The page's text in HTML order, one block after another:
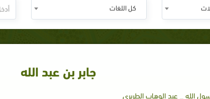
كل اللغات
جابر بن عبد الله
الله _ عبد الوهاب الطريرى